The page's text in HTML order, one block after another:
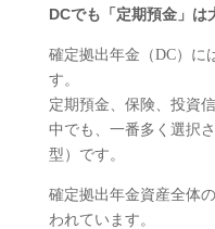
DCでも「定期預金」は
確定拠出年金（DC）に
す。
定期預金、保険、投資
中でも、一番多く選択
型）です。
確定拠出年金資産全体
われています。